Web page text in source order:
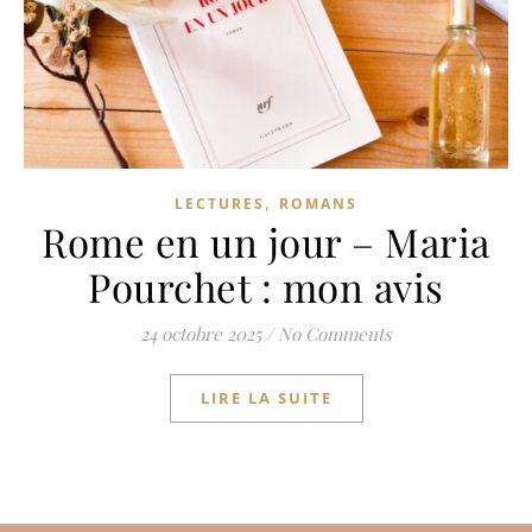
LECTURES , ROMANS
Rome en un jour – Maria
Pourchet : mon avis
24 octobre 2025 / No Comments
LIRE LA SUITE